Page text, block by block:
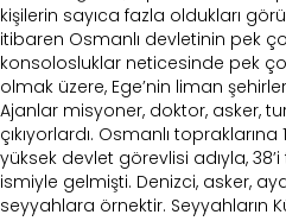
kişilerin sayıca fazla oldukları
itibaren Osmanlı devletinin pek
konsolosluklar neticesinde pek
olmak üzere, Ege’nin liman
Ajanlar misyoner, doktor, asker,
çıkıyorlardı. Osmanlı
yüksek devlet görevlisi adıyla,
ismiyle gelmişti. Denizci, asker,
seyyahlara örnektir. Seyyahların